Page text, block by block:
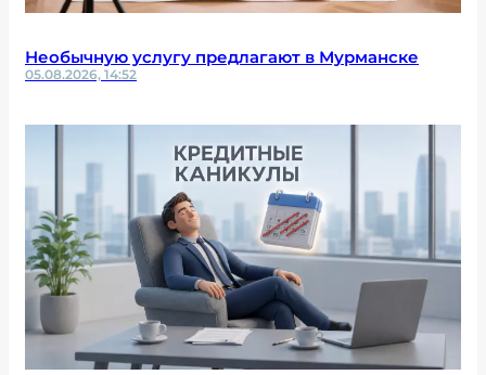
Необычную услугу предлагают в Мурманске
05.08.2026, 14:52